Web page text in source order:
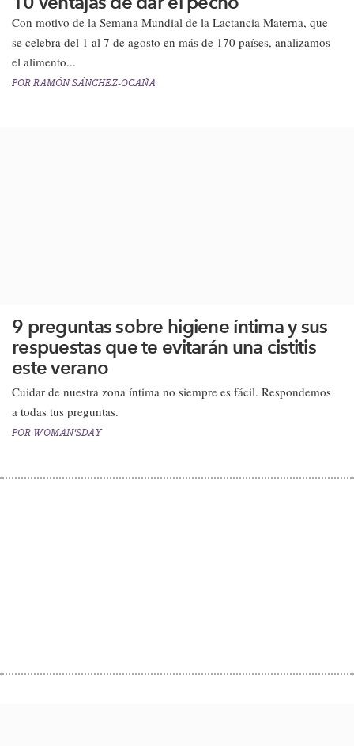
Con motivo de la Semana Mundial de la Lactancia Materna, que
se celebra del 1 al 7 de agosto en más de 170 países, analizamos
el alimento...
POR RAMÓN SÁNCHEZ-OCAÑA
9 preguntas sobre higiene íntima y sus
respuestas que te evitarán una cistitis
este verano
​Cuidar de nuestra zona íntima no siempre es fácil. Respondemos
a todas tus preguntas.
POR WOMAN'SDAY